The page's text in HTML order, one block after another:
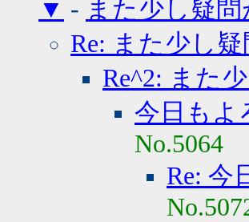
▼ - また少し疑
Re: また少し
Re^2: また
今日もよ
No.5064
Re: 今